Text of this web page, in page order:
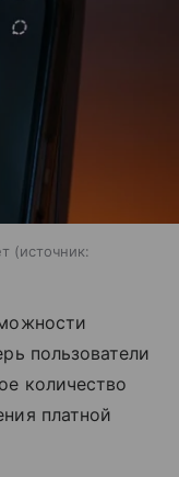
источник:
пользователи
количество
платной